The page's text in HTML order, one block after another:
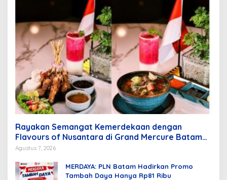
Rayakan Semangat Kemerdekaan dengan
Flavours of Nusantara di Grand Mercure Batam
Centre
Agustus 7, 2026
MERDAYA: PLN Batam Hadirkan Promo
Tambah Daya Hanya Rp81 Ribu